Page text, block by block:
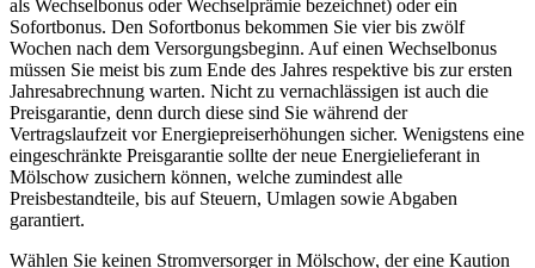
als Wechselbonus oder Wechselprämie bezeichnet) oder ein
Sofortbonus. Den Sofortbonus bekommen Sie vier bis zwölf
Wochen nach dem Versorgungsbeginn. Auf einen Wechselbonus
müssen Sie meist bis zum Ende des Jahres respektive bis zur ersten
Jahresabrechnung warten. Nicht zu vernachlässigen ist auch die
Preisgarantie, denn durch diese sind Sie während der
Vertragslaufzeit vor Energiepreiserhöhungen sicher. Wenigstens eine
eingeschränkte Preisgarantie sollte der neue Energielieferant in
Mölschow zusichern können, welche zumindest alle
Preisbestandteile, bis auf Steuern, Umlagen sowie Abgaben
garantiert.
Wählen Sie keinen Stromversorger in Mölschow, der eine Kaution